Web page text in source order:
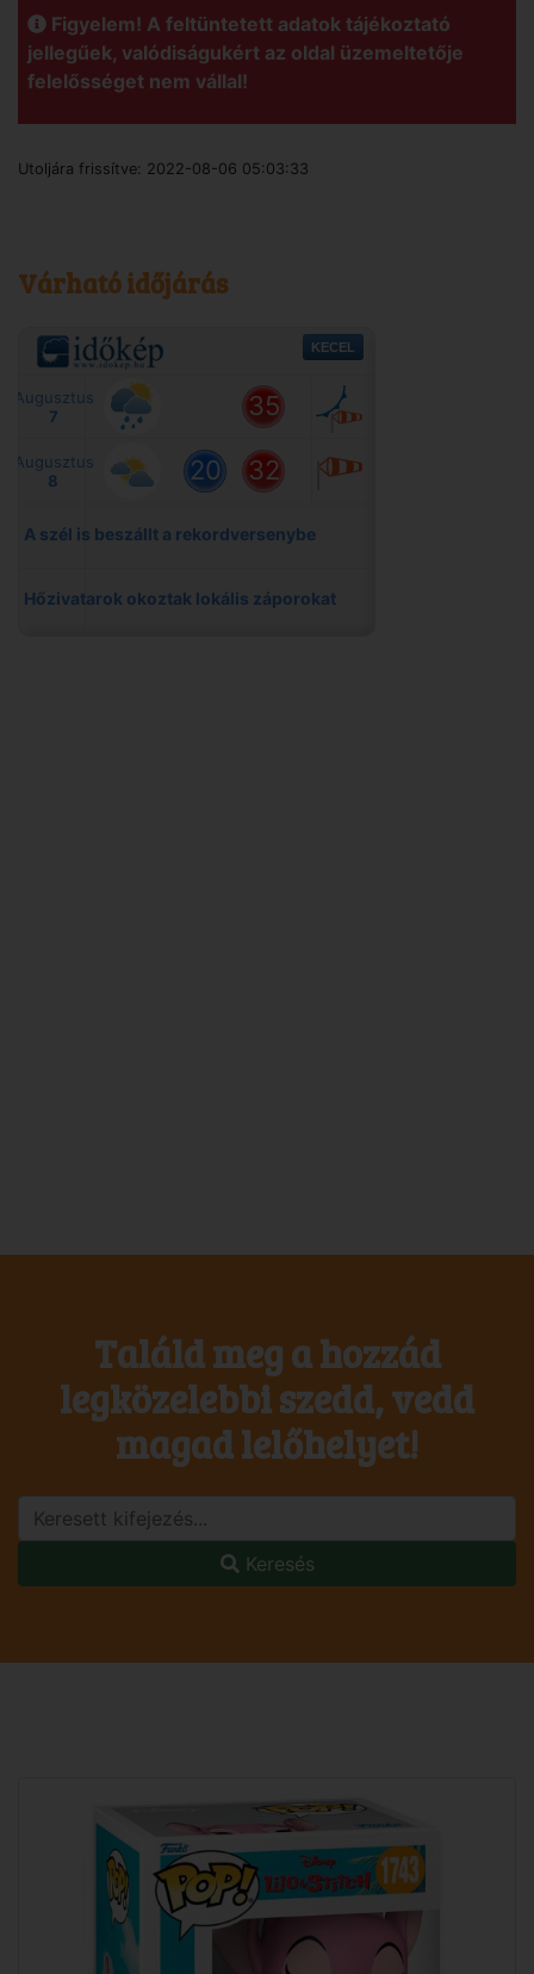
Figyelem! A feltüntetett adatok tájékoztató
jellegűek, valódiságukért az oldal üzemeltetője
felelősséget nem vállal!
Utoljára frissítve: 2022-08-06 05:03:33
Várható időjárás
Találd meg a hozzád
legközelebbi szedd, vedd
magad lelőhelyet!
Keresés